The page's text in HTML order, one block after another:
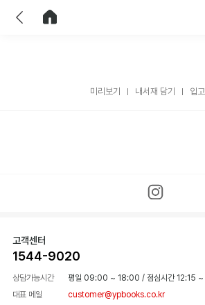
미리보기 내서재 담기 입
고객센터
1544-9020
상담가능시간 평일 09:00 ~ 18:00 / 점심시간 12:15
대표 메일
customer@ypbooks.co.kr